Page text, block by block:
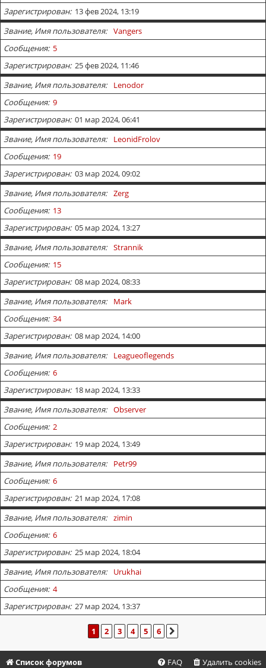
Зарегистрирован 13 фев 2024, 13:19
Звание, Имя пользователя
Vangers
Сообщения 5
Зарегистрирован 25 фев 2024, 11:46
Звание, Имя пользователя
Lenodor
Сообщения 9
Зарегистрирован 01 мар 2024, 06:41
Звание, Имя пользователя
LeonidFrolov
Сообщения 19
Зарегистрирован 03 мар 2024, 09:02
Звание, Имя пользователя
Zerg
Сообщения 13
Зарегистрирован 05 мар 2024, 13:27
Звание, Имя пользователя
Strannik
Сообщения 15
Зарегистрирован 08 мар 2024, 08:33
Звание, Имя пользователя
Mark
Сообщения 34
Зарегистрирован 08 мар 2024, 14:00
Звание, Имя пользователя
Leagueoflegends
Сообщения 6
Зарегистрирован 18 мар 2024, 13:33
Звание, Имя пользователя
Observer
Сообщения 2
Зарегистрирован 19 мар 2024, 13:49
Звание, Имя пользователя
Petr99
Сообщения 6
Зарегистрирован 21 мар 2024, 17:08
Звание, Имя пользователя
zimin
Сообщения 6
Зарегистрирован 25 мар 2024, 18:04
Звание, Имя пользователя
Urukhai
Сообщения 4
Зарегистрирован 27 мар 2024, 13:37
1 2 3 4 5 6
Список форумов Удалить cookies
FAQ